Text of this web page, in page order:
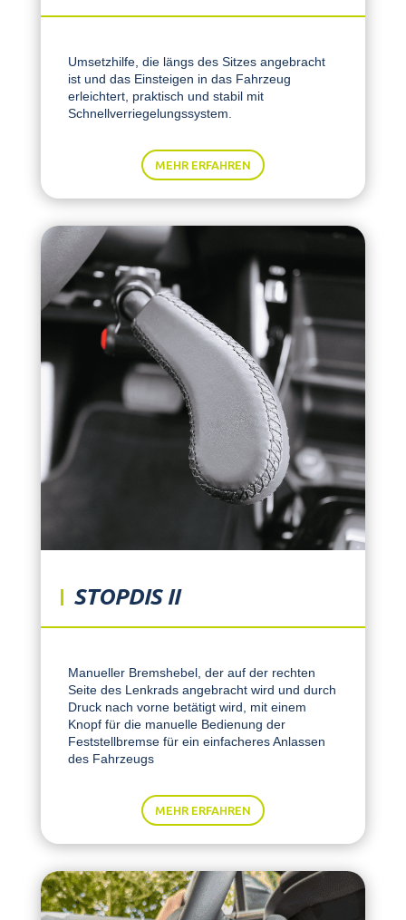
Umsetzhilfe, die längs des Sitzes angebracht
ist und das Einsteigen in das Fahrzeug
erleichtert, praktisch und stabil mit
Schnellverriegelungssystem.
MEHR ERFAHREN
STOPDIS II
Manueller Bremshebel, der auf der rechten
Seite des Lenkrads angebracht wird und durch
Druck nach vorne betätigt wird, mit einem
Knopf für die manuelle Bedienung der
Feststellbremse für ein einfacheres Anlassen
des Fahrzeugs
MEHR ERFAHREN